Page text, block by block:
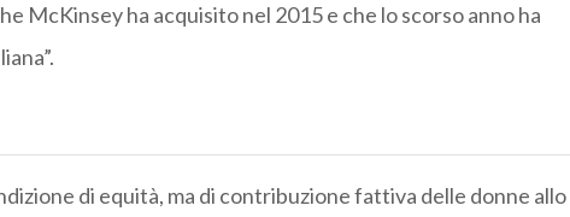
McKinsey ha acquisito nel 2015 e che lo scorso anno ha
di equità, ma di contribuzione fattiva delle donne allo